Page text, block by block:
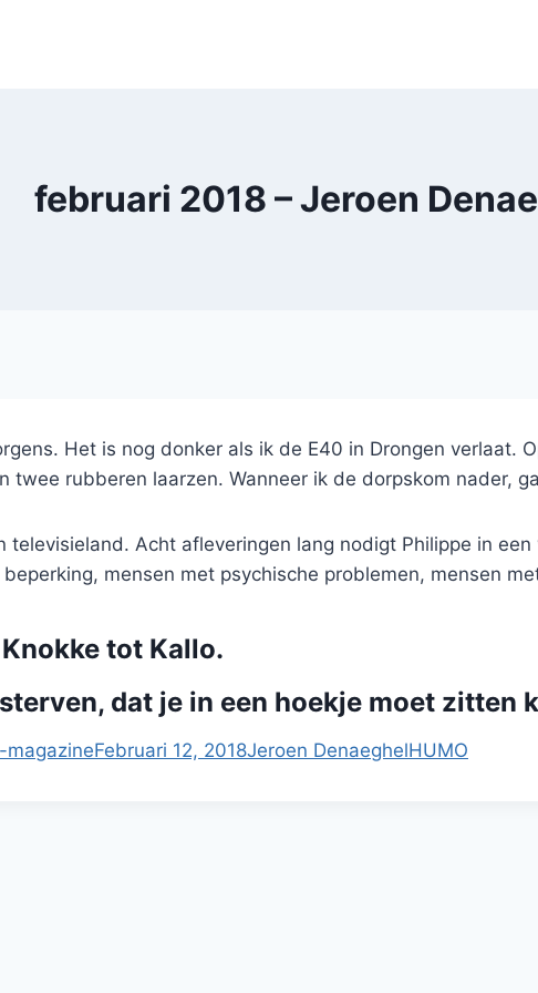
februari 2018 – Jeroen
Het is nog donker als ik de E40 in Drongen verlaat.
twee rubberen laarzen. Wanneer ik de dorpskom nader,
televisieland. Acht afleveringen lang nodigt Philippe in
mensen met psychische problemen, mensen
tot Kallo.
dat je in een hoekje moet zitten
magazineFebruari 12, 2018Jeroen DenaeghelHUMO